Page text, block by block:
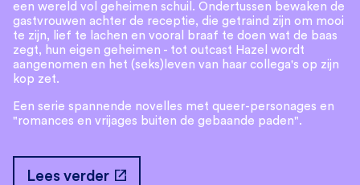
een wereld vol geheimen schuil. Ondertussen bewaken de
gastvrouwen achter de receptie, die getraind zijn om mooi
te zijn, lief te lachen en vooral braaf te doen wat de baas
zegt, hun eigen geheimen - tot outcast Hazel wordt
aangenomen en het (seks)leven van haar collega's op zijn
kop zet.
Een serie spannende novelles met queer-personages en
"romances en vrijages buiten de gebaande paden".
Lees verder open_in_new